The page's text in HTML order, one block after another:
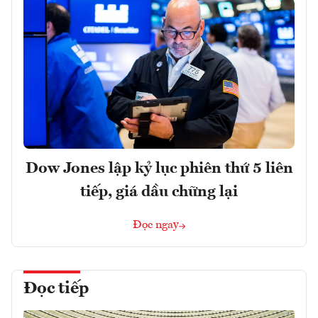
Dow Jones lập kỷ lục phiên thứ 5 liên
tiếp, giá dầu chững lại
Đọc ngay
Đọc tiếp